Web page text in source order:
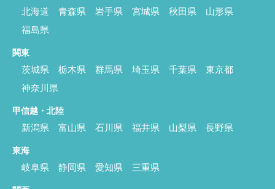
北海道 青森県 岩手県 宮城県 秋田県
山形県
福島県
関東
茨城県 栃木県 群馬県 埼玉県 千葉県
東京都
神奈川県
甲信越・北陸
新潟県 富山県 石川県 福井県 山梨県 長野県
東海
岐阜県 静岡県 愛知県 三重県